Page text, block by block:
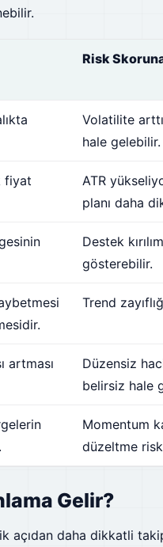
Risk
Volatilite
hale gelebilir.
fiyat
ATR
planı daha
Destek
gösterebilir.
Trend
artması
Düzensiz
belirsiz hale
Momentum
düzeltme
Gelir?
açıdan daha dikkatli